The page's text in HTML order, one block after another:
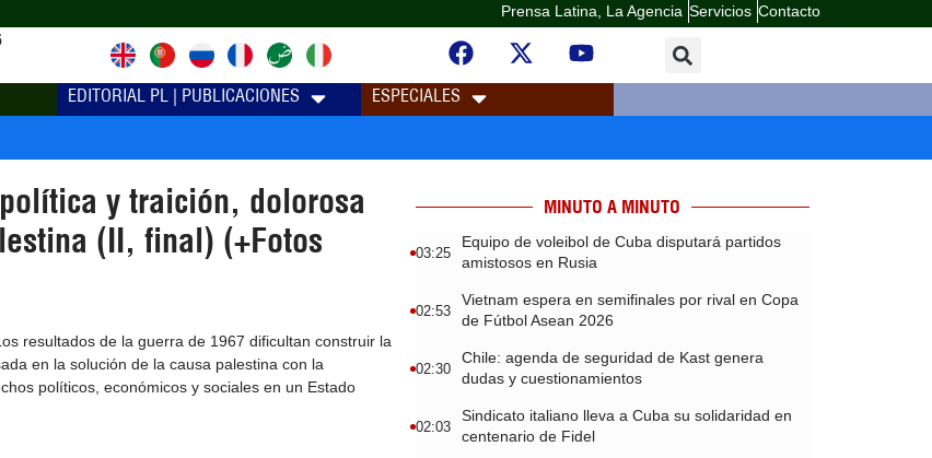
Prensa Latina, La Agencia Servicios Contacto
EDITORIAL PL | PUBLICACIONES ESPECIALES
y traición, dolorosa
(II, final) (+Fotos
resultados de la guerra de 1967 dificultan construir la
en la solución de la causa palestina con la
políticos, económicos y sociales en un Estado
MINUTO A MINUTO
03:25
Equipo de voleibol de Cuba disputará partidos
amistosos en Rusia
02:53
Vietnam espera en semifinales por rival en Copa
de Fútbol Asean 2026
02:30
Chile: agenda de seguridad de Kast genera
dudas y cuestionamientos
02:03
Sindicato italiano lleva a Cuba su solidaridad en
centenario de Fidel